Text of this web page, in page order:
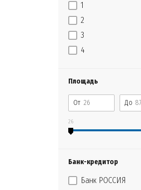
1
2
3
4
Площадь
От До
26
Банк-кредитор
Банк РОССИЯ